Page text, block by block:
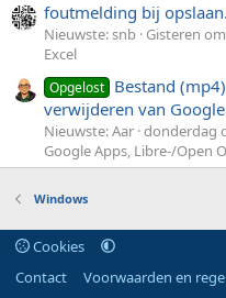
foutmelding bij
Nieuwste: snb Gisteren
Excel
Opgelost Bestand
verwijderen van
Nieuwste: Aar donderdag
Google Apps, Libre-/Open
Windows
Cookies
Contact
Voorwaarden en